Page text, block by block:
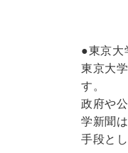
●東京大
東京大
す。
政府や
学新聞
手段と